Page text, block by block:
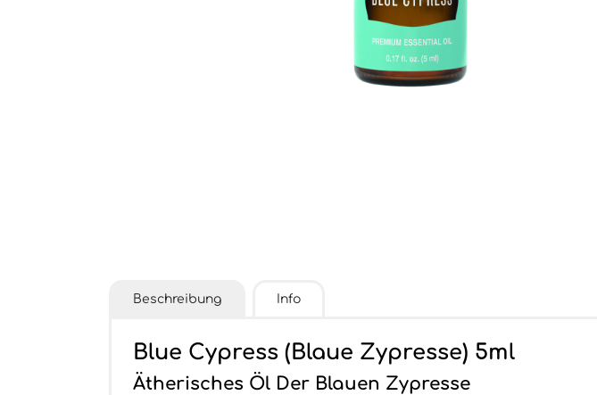
Beschreibung Info
Blue Cypress (Blaue Zypresse) 5ml
Ätherisches Öl Der Blauen Zypresse